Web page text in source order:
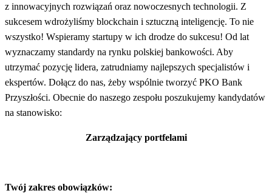
z innowacyjnych rozwiązań oraz nowoczesnych technologii. Z
sukcesem wdrożyliśmy blockchain i sztuczną inteligencję. To nie
wszystko! Wspieramy startupy w ich drodze do sukcesu! Od lat
wyznaczamy standardy na rynku polskiej bankowości. Aby
utrzymać pozycję lidera, zatrudniamy najlepszych specjalistów i
ekspertów. Dołącz do nas, żeby wspólnie tworzyć PKO Bank
Przyszłości. Obecnie do naszego zespołu poszukujemy kandydatów
na stanowisko:
Zarządzający portfelami
Twój zakres obowiązków: